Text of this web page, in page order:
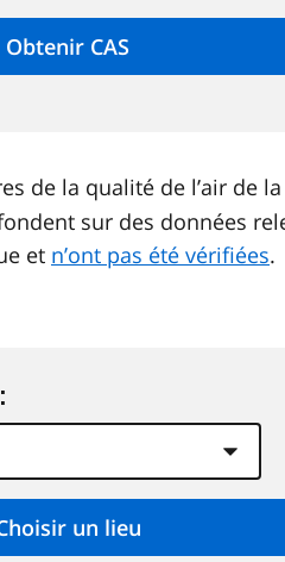
de la qualité de l’air de la
sur des données
et n’ont pas été vérifiées.